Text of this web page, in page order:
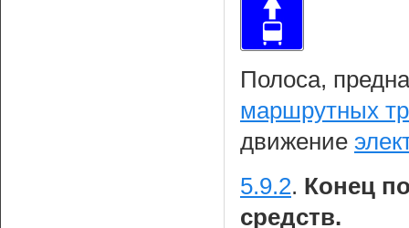
Полоса,
маршрутных
движение
5.9.2. Конец
средств.